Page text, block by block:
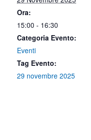
Ora:
15:00 - 16:30
Categoria Evento:
Eventi
Tag Evento:
29 novembre 2025